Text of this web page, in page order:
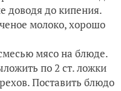
доводя до кипения.
молоко, хорошо
мясо на блюде.
по 2 ст. ложки
Поставить блюдо